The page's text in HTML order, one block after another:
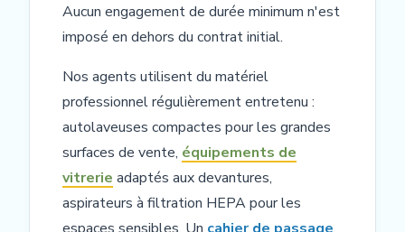
Aucun engagement de durée minimum n'est
imposé en dehors du contrat initial.
Nos agents utilisent du matériel
professionnel régulièrement entretenu :
autolaveuses compactes pour les grandes
surfaces de vente, équipements de
vitrerie adaptés aux devantures,
aspirateurs à filtration HEPA pour les
espaces sensibles. Un cahier de passage